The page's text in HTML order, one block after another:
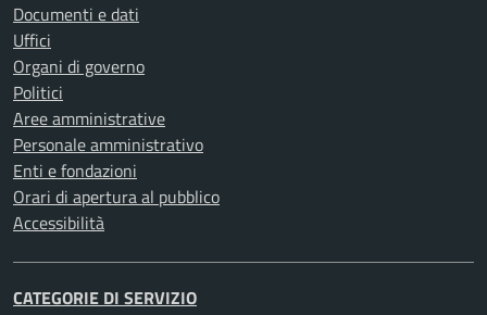
Documenti e dati
Uffici
Organi di governo
Politici
Aree amministrative
Personale amministrativo
Enti e fondazioni
Orari di apertura al pubblico
Accessibilità
CATEGORIE DI SERVIZIO